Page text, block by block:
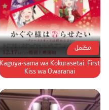
مكتمل
Kaguya-sama wa Kokurasetai: First
Kiss wa Owaranai